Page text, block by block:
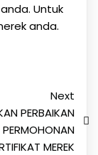
Untuk
anda.
Next
PERBAIKAN
MEREK